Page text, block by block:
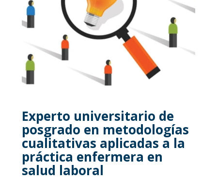
Experto universitario de
posgrado en metodologías
cualitativas aplicadas a la
práctica enfermera en
salud laboral